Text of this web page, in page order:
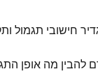
חישובי תגמול
להבין מה אופן